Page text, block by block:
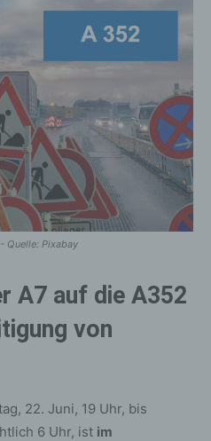
Quelle: Pixabay
A7 auf die A352
von
22. Juni, 19 Uhr, bis
6 Uhr, ist im